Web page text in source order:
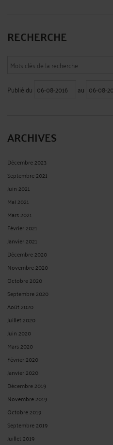
RECHERCHE
Publié du au
ARCHIVES
Décembre 2023
Septembre 2021
Juin 2021
Mai 2021
Mars 2021
Février 2021
Janvier 2021
Décembre 2020
Novembre 2020
Octobre 2020
Septembre 2020
Août 2020
Juillet 2020
Juin 2020
Mars 2020
Février 2020
Janvier 2020
Décembre 2019
Novembre 2019
Octobre 2019
Septembre 2019
Juillet 2019